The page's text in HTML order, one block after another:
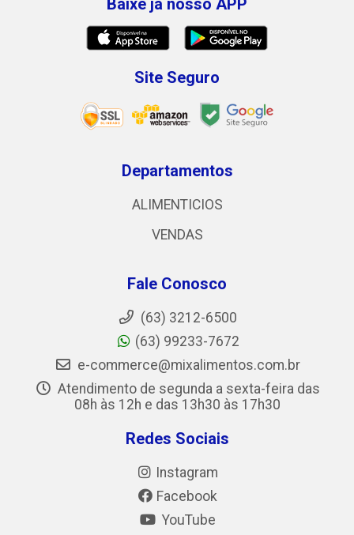
Baixe já nosso APP
Site Seguro
Departamentos
ALIMENTICIOS
VENDAS
Fale Conosco
(63) 3212-6500
(63) 99233-7672
e-commerce@mixalimentos.com.br
Atendimento de segunda a sexta-feira das
08h às 12h e das 13h30 às 17h30
Redes Sociais
Instagram
Facebook
YouTube